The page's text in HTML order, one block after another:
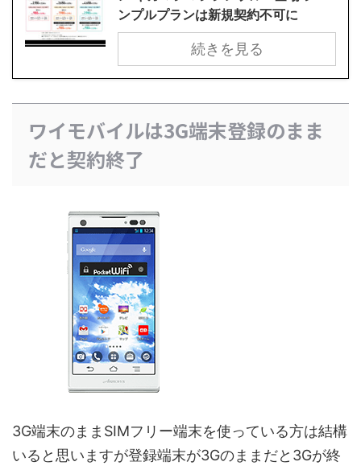
ンプルプランは新規契約不可に
続きを見る
ワイモバイルは3G端末登録のまま
だと契約終了
3G端末のままSIMフリー端末を使っている方は結構
いると思いますが登録端末が3Gのままだと3Gが終